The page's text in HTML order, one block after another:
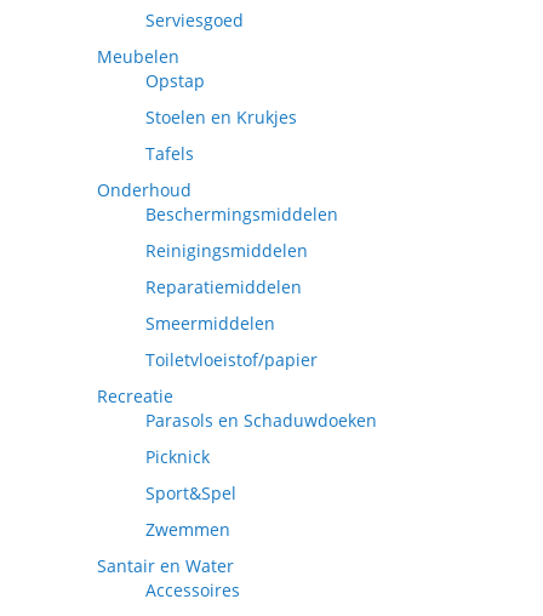
Serviesgoed
Meubelen
Opstap
Stoelen en Krukjes
Tafels
Onderhoud
Beschermingsmiddelen
Reinigingsmiddelen
Reparatiemiddelen
Smeermiddelen
Toiletvloeistof/papier
Recreatie
Parasols en Schaduwdoeken
Picknick
Sport&Spel
Zwemmen
Santair en Water
Accessoires